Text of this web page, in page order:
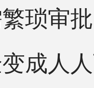
琐审
成人